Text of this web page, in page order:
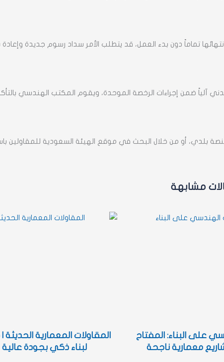
تماماً دون بدء العمل، قد يتطلب الأمر سداد رسوم جديدة
آلياً ضمن إجراءات الرخصة الموحدة، ويقوم المكتب الهندسي
بلدي، أو من خلال البحث في موقع الهيئة السعودية للمقاولين
مشابهة
على البناء: المفتاح
معمارية ناجحة
المقاولات المعمارية الحديثة
لبناء ذكي بجودة عالية